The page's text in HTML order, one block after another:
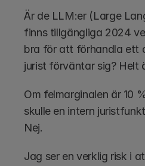
Är de LLM:er (Large
finns tillgängliga 2024
bra för att förhandla ett
jurist förväntar sig? Helt
Om felmarginalen är 10
skulle en intern
Nej.
Jag ser en verklig risk i